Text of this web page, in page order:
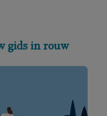
gids in rouw